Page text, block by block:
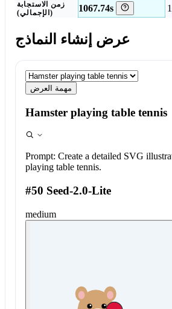
زمن الاستجابة
(الإجمالي)
1067.74s
عرض إنشاء النماذج
مهمة العرض
Hamster playing table tennis
Prompt: Create a detailed SVG
playing table tennis.
#50 Seed-2.0-Lite
medium